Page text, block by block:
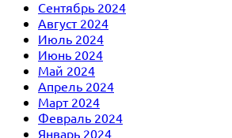
Сентябрь 2024
Август 2024
Июль 2024
Июнь 2024
Май 2024
Апрель 2024
Март 2024
Февраль 2024
Январь 2024